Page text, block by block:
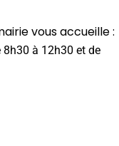
vous accueille :
8h30 à 12h30 et de